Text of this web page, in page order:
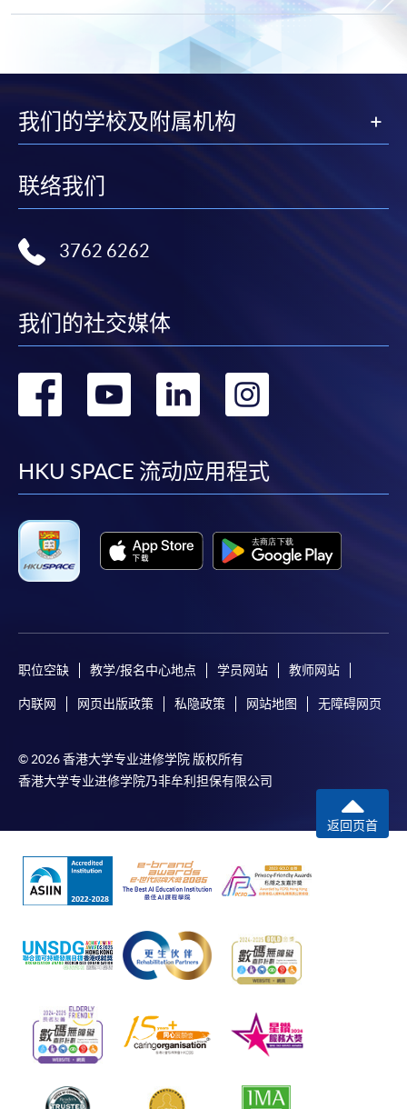
我们的学校及附属机构
联络我们
3762 6262
我们的社交媒体
转
facebook
转
youtube
转
linkedin
转
HKU SPACE 流动应用程式
职位空缺 教学/报名中心地点 学员网站 教师网站
内联网 网页出版政策 私隐政策 网站地图 无障碍网页
© 2026 香港大学专业进修学院 版权所有
香港大学专业进修学院乃非牟利担保有限公司
返回页首